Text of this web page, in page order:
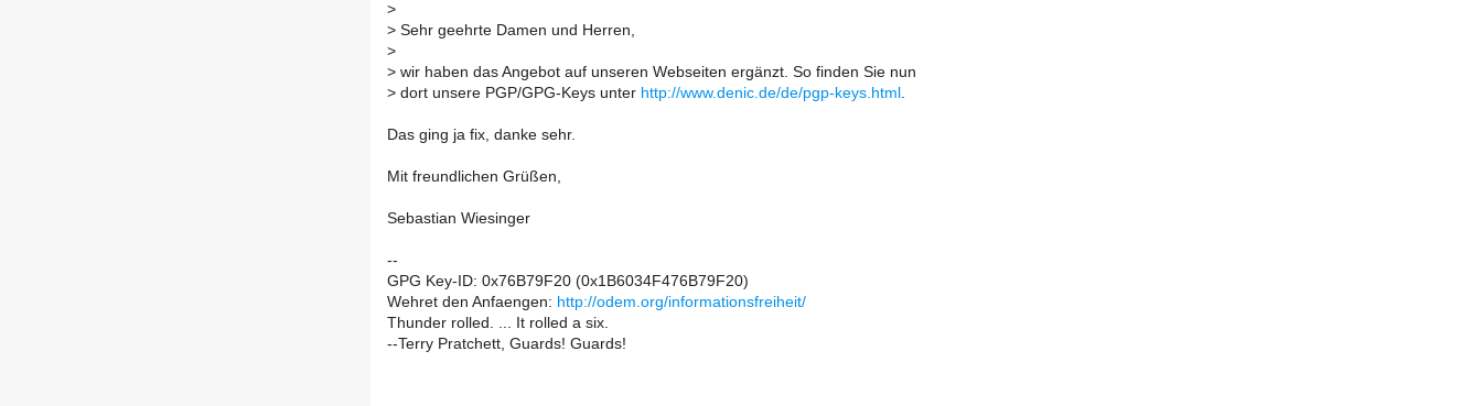
>
> Sehr geehrte Damen und Herren,
>
> wir haben das Angebot auf unseren Webseiten ergänzt. So finden Sie nun
> dort unsere PGP/GPG-Keys unter http://www.denic.de/de/pgp-keys.html .
Das ging ja fix, danke sehr.
Mit freundlichen Grüßen,
Sebastian Wiesinger
--
GPG Key-ID: 0x76B79F20 (0x1B6034F476B79F20)
Wehret den Anfaengen: http://odem.org/informationsfreiheit/
Thunder rolled. ... It rolled a six.
--Terry Pratchett, Guards! Guards!